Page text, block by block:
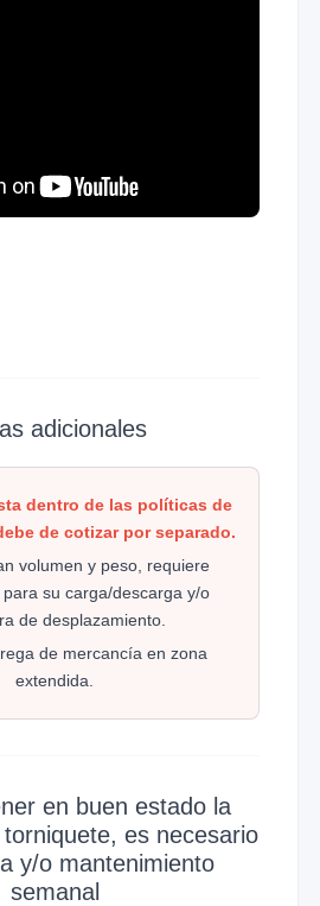
adicionales
dentro de las políticas de
de cotizar por separado.
volumen y peso, requiere
su carga/descarga y/o
de desplazamiento.
de mercancía en zona
extendida.
en buen estado la
es necesario
y/o mantenimiento
semanal